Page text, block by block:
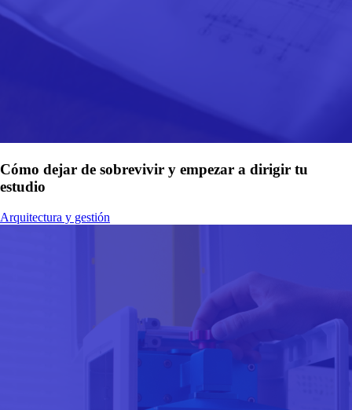
Cómo dejar de sobrevivir y empezar a dirigir tu
estudio
Arquitectura y gestión